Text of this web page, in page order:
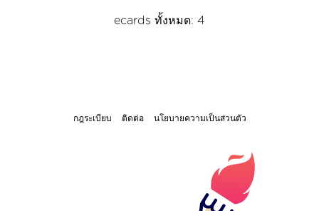
ecards ทั้งหมด: 4
กฎระเบียบ ติดต่อ นโยบายความเป็นส่วนตัว